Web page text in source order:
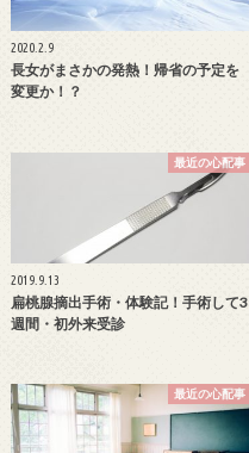
2020.2.9
長女がまさかの発熱！帰省の予定を
変更か！？
最近の心配事
2019.9.13
扁桃腺摘出手術・体験記！手術して3
週間・初外来受診
最近の心配事